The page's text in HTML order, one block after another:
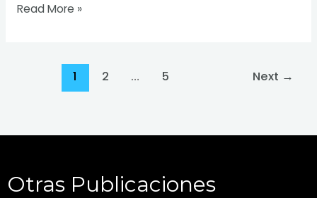
Read More »
1 2 … 5 Next →
Otras Publicaciones